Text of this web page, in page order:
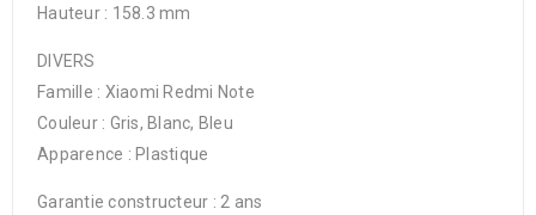
Hauteur : 158.3 mm
DIVERS
Famille : Xiaomi Redmi Note
Couleur : Gris, Blanc, Bleu
Apparence : Plastique
Garantie constructeur : 2 ans